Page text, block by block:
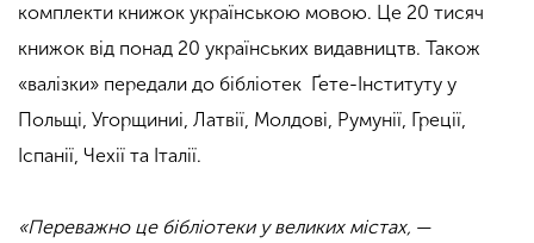
комплекти книжок українською мовою. Це 20 тисяч
книжок від понад 20 українських видавництв. Також
«валізки» передали до бібліотек Ґете-Інституту у
Польщі, Угорщиниі, Латвії, Молдові, Румунії, Греції,
Іспанії, Чехії та Італії.
«Переважно це бібліотеки у великих містах, —